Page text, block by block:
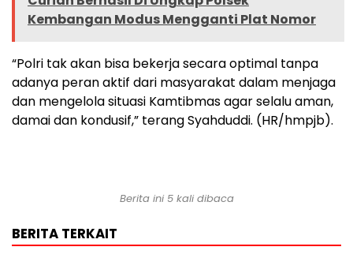
Kembangan Modus Mengganti Plat Nomor
“Polri tak akan bisa bekerja secara optimal tanpa
adanya peran aktif dari masyarakat dalam menjaga
dan mengelola situasi Kamtibmas agar selalu aman,
damai dan kondusif,” terang Syahduddi. (HR/hmpjb).
Berita ini 5 kali dibaca
BERITA TERKAIT